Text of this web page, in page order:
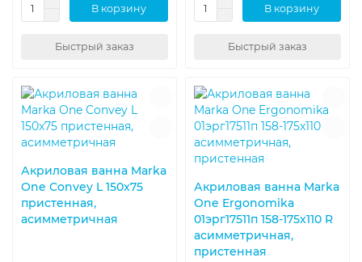
В корзину
Быстрый заказ
В корзину
Быстрый заказ
Акриловая ванна Marka
One Convey L 150x75
пристенная,
асимметричная
Акриловая ванна Marka
One Ergonomika
01эрг17511п 158-175x110 R
асимметричная,
пристенная